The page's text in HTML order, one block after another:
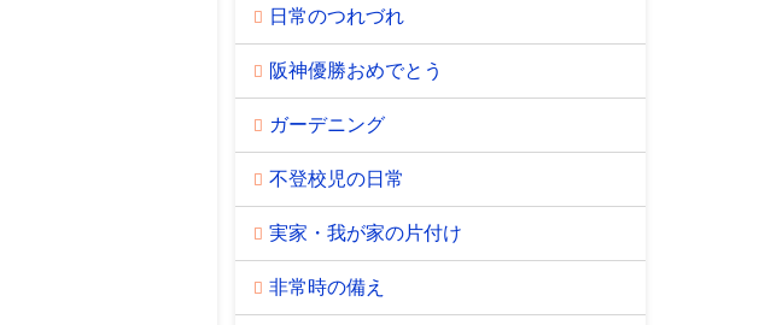
日常のつれづれ
阪神優勝おめでとう
ガーデニング
不登校児の日常
実家・我が家の片付け
非常時の備え